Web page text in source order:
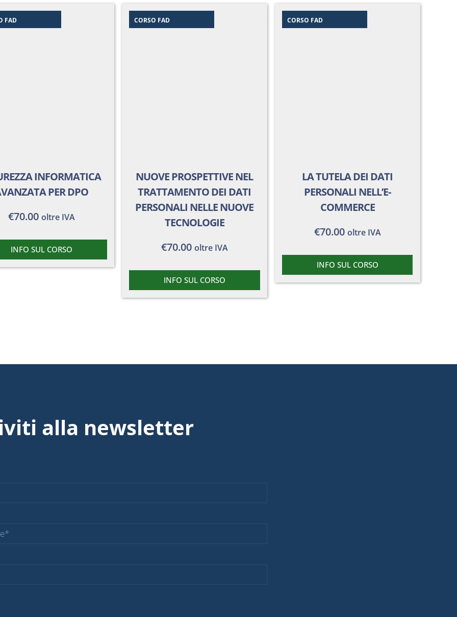
FAD
INFORMATICA
PER DPO
€70.00 oltre IVA
INFO SUL CORSO
CORSO FAD
NUOVE PROSPETTIVE NEL
TRATTAMENTO DEI DATI
PERSONALI NELLE NUOVE
TECNOLOGIE
€70.00 oltre IVA
INFO SUL CORSO
CORSO FAD
LA TUTELA DEI DATI
PERSONALI NELL’E-
COMMERCE
€70.00 oltre IVA
INFO SUL CORSO
alla newsletter